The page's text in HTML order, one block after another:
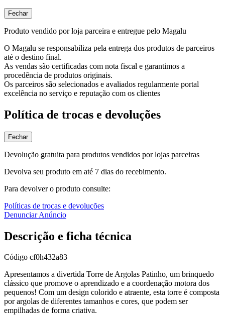
Fechar
Produto vendido por loja parceira e entregue pelo Magalu
O Magalu se responsabiliza pela entrega dos produtos de parceiros
até o destino final.
As vendas são certificadas com nota fiscal e garantimos a
procedência de produtos originais.
Os parceiros são selecionados e avaliados regularmente portal
excelência no serviço e reputação com os clientes
Política de trocas e devoluções
Fechar
Devolução gratuita para produtos vendidos por lojas parceiras
Devolva seu produto em até 7 dias do recebimento.
Para devolver o produto consulte:
Políticas de trocas e devoluções
Denunciar Anúncio
Descrição e ficha técnica
Código cf0h432a83
Apresentamos a divertida Torre de Argolas Patinho, um brinquedo
clássico que promove o aprendizado e a coordenação motora dos
pequenos! Com um design colorido e atraente, esta torre é composta
por argolas de diferentes tamanhos e cores, que podem ser
empilhadas de forma criativa.